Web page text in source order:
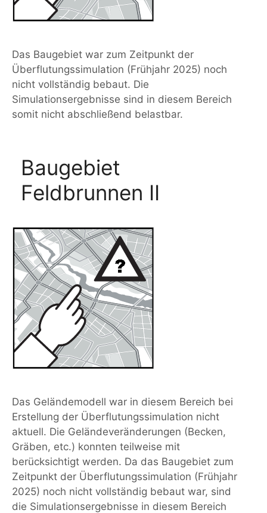
Das Baugebiet war zum Zeitpunkt der
Überflutungssimulation (Frühjahr 2025) noch
nicht vollständig bebaut. Die
Simulationsergebnisse sind in diesem Bereich
somit nicht abschließend belastbar.
Baugebiet
Feldbrunnen II
Das Geländemodell war in diesem Bereich bei
Erstellung der Überflutungssimulation nicht
aktuell. Die Geländeveränderungen (Becken,
Gräben, etc.) konnten teilweise mit
berücksichtigt werden. Da das Baugebiet zum
Zeitpunkt der Überflutungssimulation (Frühjahr
2025) noch nicht vollständig bebaut war, sind
die Simulationsergebnisse in diesem Bereich